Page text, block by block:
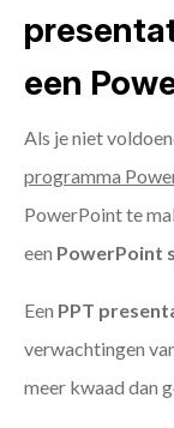
een
Als je niet
programma
PowerPoint te
een PowerPoint
Een PPT
verwachtingen
meer kwaad dan